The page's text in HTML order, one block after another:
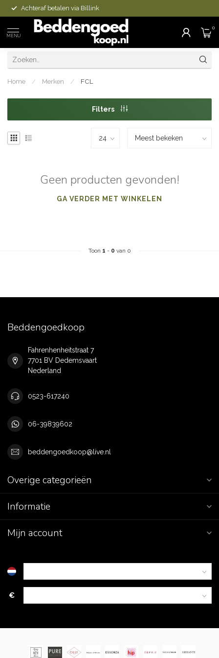
Achteraf betalen via Billink
MENU
0
Home / Merken / FCL
Filters
Geen producten gevonden!
GA VERDER MET WINKELEN
Toon 1 - 0 van 0
Beddengoedkoop
Fahrenhenheitstraat 7
7701 BV Dedemsvaart
Nederland
0523-617240
06-39839602
beddengoedkoop@live.nl
Overige categorieën
Informatie
Mijn account
€